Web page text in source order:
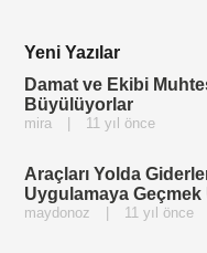
Yeni Yazılar
Damat ve Ekibi
Büyülüyorlar
mira 11 yıl önce
Araçları Yolda
Uygulamaya Geçmek
maydonoz 11 yıl önce